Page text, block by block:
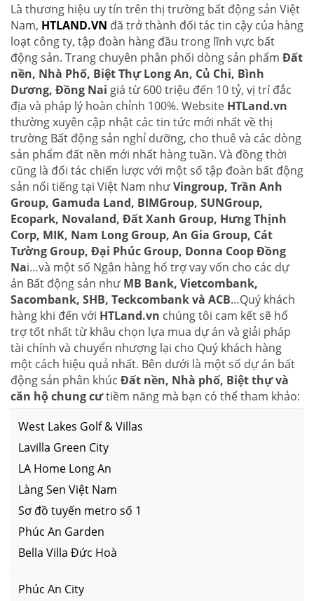
Là thương hiệu uy tín trên thị trường bất động sản Việt
Nam, HTLAND.VN đã trở thành đối tác tin cậy của hàng
loạt công ty, tập đoàn hàng đầu trong lĩnh vực bất
động sản. Trang chuyên phân phối dòng sản phẩm Đất
nền, Nhà Phố, Biệt Thự Long An, Củ Chi, Bình
Dương, Đồng Nai giá từ 600 triệu đến 10 tỷ, vị trí đắc
địa và pháp lý hoàn chỉnh 100%. Website HTLand.vn
thường xuyên cập nhật các tin tức mới nhất về thị
trường Bất động sản nghỉ dưỡng, cho thuê và các dòng
sản phẩm đất nền mới nhất hàng tuần. Và đồng thời
cũng là đối tác chiến lược với một số tập đoàn bất động
sản nổi tiếng tại Việt Nam nhưVingroup, Trần Anh
Group, Gamuda Land, BIMGroup, SUNGroup,
Ecopark, Novaland, Đất Xanh Group, Hưng Thịnh
Corp, MIK, Nam Long Group, An Gia Group, Cát
Tường Group, Đại Phúc Group, Donna Coop Đồng
Nai…và một số Ngân hàng hổ trợ vay vốn cho các dự
án Bất động sản như MB Bank, Vietcombank,
Sacombank, SHB, Teckcombank và ACB…Quý khách
hàng khi đến với HTLand.vn chúng tôi cam kết sẽ hổ
trợ tốt nhất từ khâu chọn lựa mua dự án và giải pháp
tài chính và chuyển nhượng lại cho Quý khách hàng
một cách hiệu quả nhất. Bên dưới là một số dự án bất
động sản phân khúc Đất nền, Nhà phố, Biệt thự và
căn hộ chung cưtiềm năng mà bạn có thể tham khảo:
West Lakes Golf & Villas
Lavilla Green City
LA Home Long An
Làng Sen Việt Nam
Sơ đồ tuyến metro số 1
Phúc An Garden
Bella Villa Đức Hoà
Phúc An City